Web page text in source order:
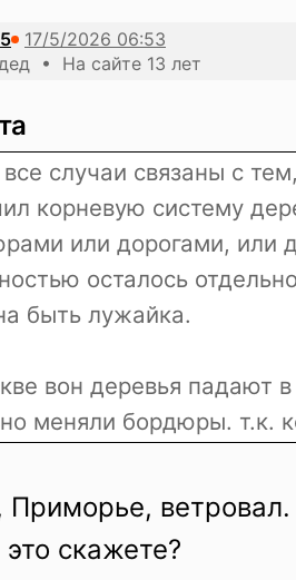
• На сайте 13 лет
случаи связаны с
корневую систему
или дорогами, или
осталось
быть лужайка.
вон деревья падают
меняли бордюры. т.к.
Приморье, ветровал.
скажете?